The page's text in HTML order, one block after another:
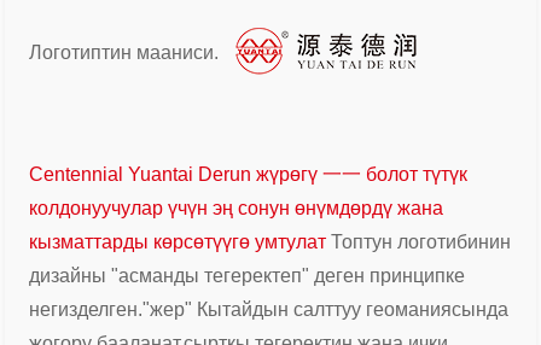
Логотиптин мааниси.
Centennial Yuantai Derun жүрөгү 一一 болот түтүк
колдонуучулар үчүн эң сонун өнүмдөрдү жана
кызматтарды көрсөтүүгө умтулат Топтун логотибинин
дизайны "асманды тегеректеп" деген принципке
негизделген."жер" Кытайдын салттуу геоманиясында